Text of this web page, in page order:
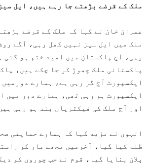
ملک کے قرضے بڑھتے جا رہے ہیں، ایل
عمران خان نے کہا کہ ملک کے قرضے
ملک میں ایل سیز نہیں کھل رہی، آگے
پاکستانی ملک چھوڑ کر جا چکے ہیں،
ایکسپورٹ آج گر رہی ہے، ہمارے دورمیں
ایکسپورٹ ہو رہی تھی، ہمارے دور میں
اور آج ملک کی فیکٹریاں بند ہو رہی
انہوں نے مزید کہا کہ ہمارے حمایتی
ظلم کیا گیا، آخرمیں مجھے مار کر
پلان بنایا گیا، قوم نے جب چوروں کو